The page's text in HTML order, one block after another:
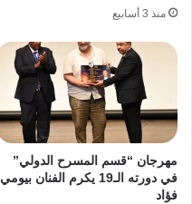
منذ 3 أسابيع
مهرجان “قسم المسرح الدولي”
في دورته الـ19 يكرم الفنان بيومي
فؤاد